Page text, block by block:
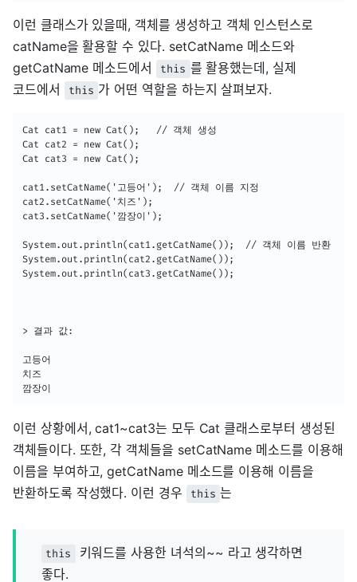
이런 클래스가 있을때, 객체를 생성하고 객체 인스턴스로
catName을 활용할 수 있다. setCatName 메소드와
getCatName 메소드에서
this 를 활용했는데, 실제
코드에서
this 가 어떤 역할을 하는지 살펴보자.
Cat cat1 = new Cat();   // 객체 생성
Cat cat2 = new Cat();
Cat cat3 = new Cat();
cat1.setCatName('고등어');  // 객체 이름 지정
cat2.setCatName('치즈');
cat3.setCatName('깜장이');
System.out.println(cat1.getCatName());  // 객체 이름 반환
System.out.println(cat2.getCatName());
System.out.println(cat3.getCatName());
> 결과 값:
고등어
치즈
이런 상황에서, cat1~cat3는 모두 Cat 클래스로부터 생성된
객체들이다. 또한, 각 객체들을 setCatName 메소드를 이용해
이름을 부여하고, getCatName 메소드를 이용해 이름을
반환하도록 작성했다. 이런 경우
this 는
this
키워드를 사용한 녀석의~~ 라고 생각하면
좋다.